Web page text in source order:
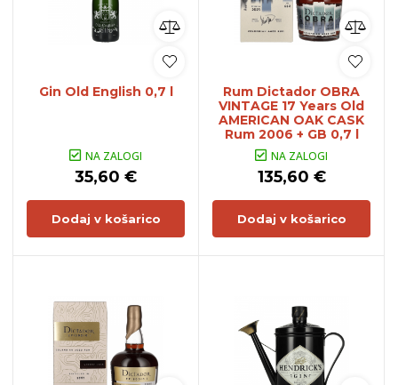
Gin Old English 0,7 l
NA ZALOGI
35,60 €
Dodaj v košarico
Rum Dictador OBRA
VINTAGE 17 Years Old
AMERICAN OAK CASK
Rum 2006 + GB 0,7 l
NA ZALOGI
135,60 €
Dodaj v košarico